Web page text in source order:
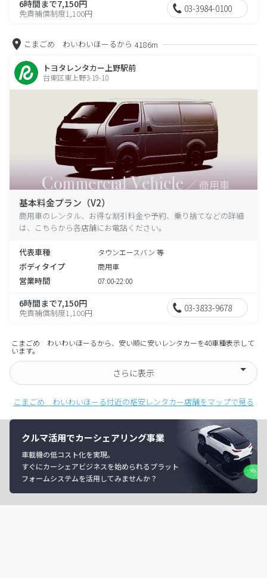
6時間まで7,150円
免責補償制度1,100円 03-3984-0100
こまごめ わいわいほーるから 4186m
トヨタレンタカー上野駅前
台東区東上野3-19-10
基本料金プラン（V2）
商用車のレンタル、お得な割引料金や予約、乗り捨てなどの詳細
は、こちらから各店舗にお電話ください。
代表車種 タウンエースバン 等
ボディタイプ 商用車
営業時間 07:00-22:00
6時間まで7,150円
免責補償制度1,100円 03-3833-9678
こまごめ わいわいほーるから、安い順に安いレンタカーを40車種表示して
います。
さらに表示
こまごめ わいわいほーる付近の格安レンタカー店舗をマップで見る
クルマ活用でカーシェアリング事業
車載機の低コスト化を実現。
すぐにカーシェアビジネスを始められるプラット
フォームシステムを活用してみませんか？